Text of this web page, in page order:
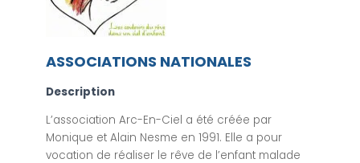
ASSOCIATIONS NATIONALES
Description
L’association Arc-En-Ciel a été créée par
Monique et Alain Nesme en 1991. Elle a pour
vocation de réaliser le rêve de l’enfant malade